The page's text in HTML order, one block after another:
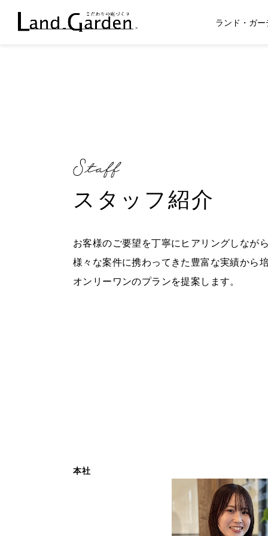
ランド・ガ
スタッフ紹介
お客様のご要望を丁寧にヒアリングしなが
様々な案件に携わってきた豊富な実績から
オンリーワンのプランを提案します。
本社